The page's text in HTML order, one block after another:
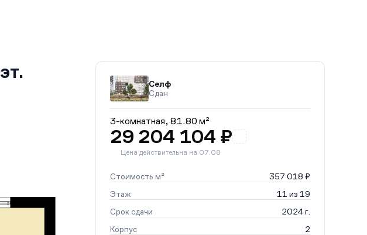
эт.
Селф
Сдан
3-комнатная, 81.80 м²
29 204 104 ₽
Цена действительна на 07.08
Стоимость м²
357 018 ₽
Этаж
11 из 19
Срок сдачи
2024 г.
Корпус
2